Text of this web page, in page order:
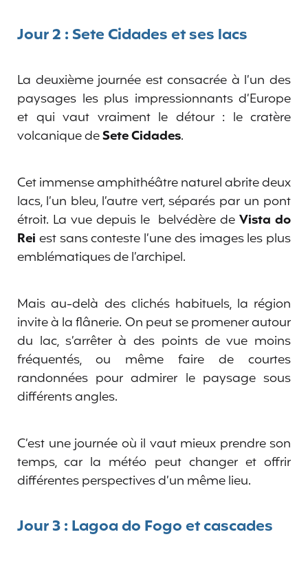
Jour 2 : Sete Cidades et ses lacs
La deuxième journée est consacrée à l’un des
paysages les plus impressionnants d’Europe
et qui vaut vraiment le détour : le cratère
volcanique deSete Cidades.
Cet immense amphithéâtre naturel abrite deux
lacs, l’un bleu, l’autre vert, séparés par un pont
étroit. La vue depuis le belvédère de Vista do
Rei est sans conteste l’une des images les plus
emblématiques de l’archipel.
Mais au-delà des clichés habituels, la région
invite à la flânerie. On peut se promener autour
du lac, s’arrêter à des points de vue moins
fréquentés, ou même faire de courtes
randonnées pour admirer le paysage sous
différents angles.
C’est une journée où il vaut mieux prendre son
temps, car la météo peut changer et offrir
différentes perspectives d’un même lieu.
Jour 3 : Lagoa do Fogo et cascades